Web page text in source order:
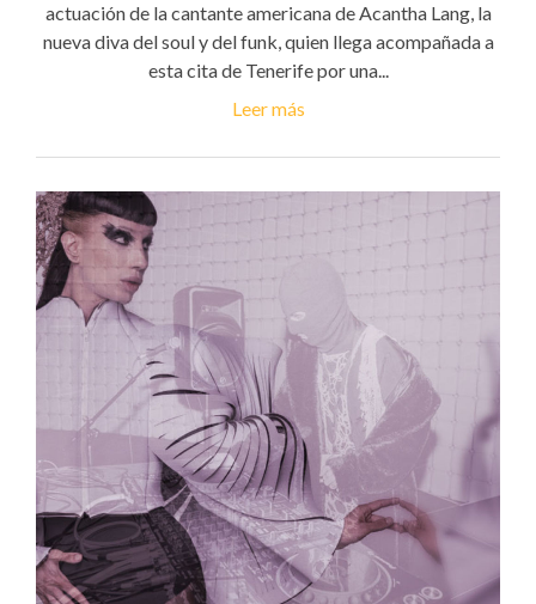
actuación de la cantante americana de Acantha Lang, la
nueva diva del soul y del funk, quien llega acompañada a
esta cita de Tenerife por una...
Leer más